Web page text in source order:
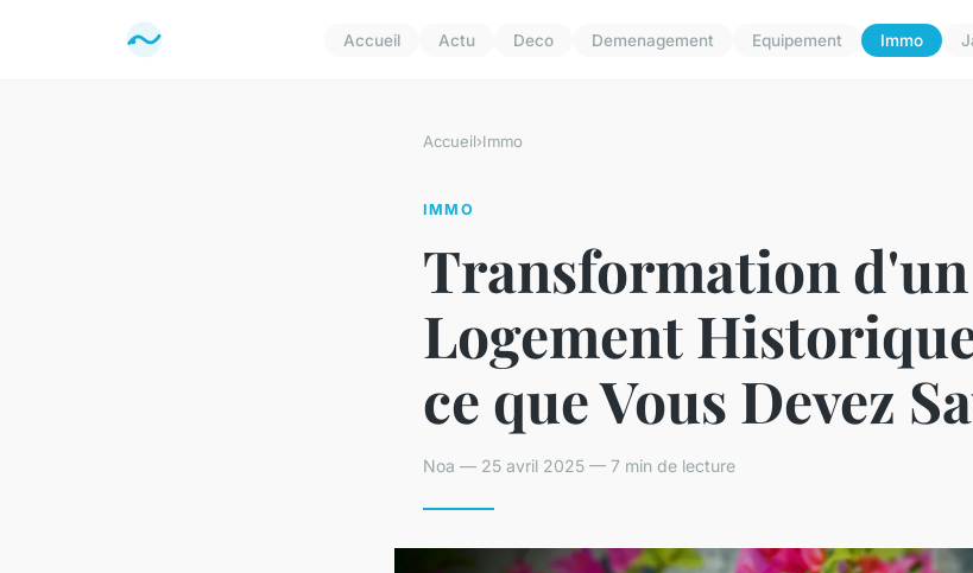
Accueil Actu Deco Demenagement Equipement Immo
Accueil›Immo
IMMO
Transformation d'un
Logement
ce que Vous Devez
Noa — 25 avril 2025 — 7 min de lecture